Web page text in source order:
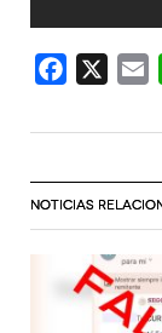
Facebook
NOTICIAS